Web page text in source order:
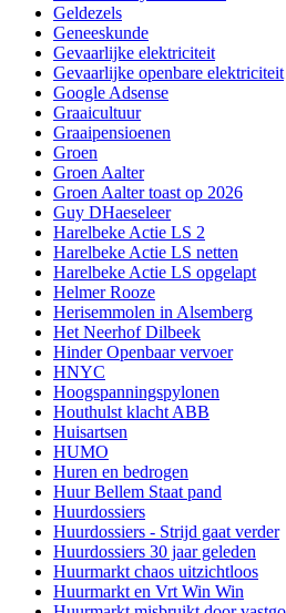
Geldezels
Geneeskunde
Gevaarlijke elektriciteit
Gevaarlijke openbare elektriciteit
Google Adsense
Graaicultuur
Graaipensioenen
Groen
Groen Aalter
Groen Aalter toast op 2026
Guy DHaeseleer
Harelbeke Actie LS 2
Harelbeke Actie LS netten
Harelbeke Actie LS opgelapt
Helmer Rooze
Herisemmolen in Alsemberg
Het Neerhof Dilbeek
Hinder Openbaar vervoer
HNYC
Hoogspanningspylonen
Houthulst klacht ABB
Huisartsen
HUMO
Huren en bedrogen
Huur Bellem Staat pand
Huurdossiers
Huurdossiers - Strijd gaat verder
Huurdossiers 30 jaar geleden
Huurmarkt chaos uitzichtloos
Huurmarkt en Vrt Win Win